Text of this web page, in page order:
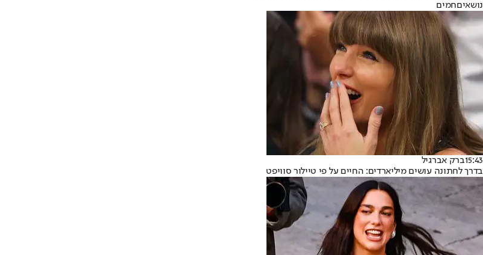
נושאיםחמים
15:43ברק אברגיל
בדרך לחתונה עושים מיליארדים: החיים על פי טיילור סוויפט